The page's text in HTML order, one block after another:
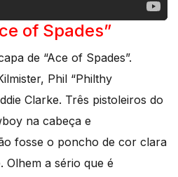
of Spades”
de “Ace of Spades”.
Phil “Philthy
Clarke. Três pistoleiros do
na cabeça e
fosse o poncho de cor clara
Olhem a sério que é